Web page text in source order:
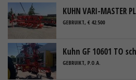
KUHN VARI-MASTER
GEBRUIKT, € 42.500
Kuhn GF 10601 TO
GEBRUIKT, P.O.A.